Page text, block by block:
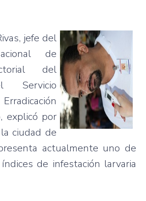
jefe del
de
del
Servicio
explicó por
ciudad de
actualmente uno de
de infestación larvaria